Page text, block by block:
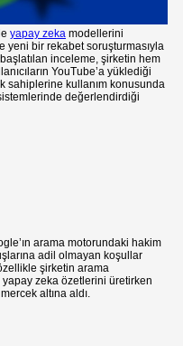
yapay zeka modellerini
yeni bir rekabet soruşturmasıyla
inceleme, şirketin hem
YouTube’a yüklediği
sahiplerine kullanım konusunda
değerlendirdiği
arama motorundaki hakim
adil olmayan koşullar
özellikle şirketin arama
yapay zeka özetlerini üretirken
altına aldı.